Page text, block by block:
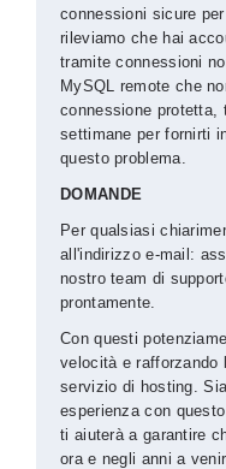
connessioni sicure
rileviamo che hai
tramite connessioni
MySQL remote che
connessione protetta,
settimane per fornirti
questo problema.
DOMANDE
Per qualsiasi
all'indirizzo e-mail:
nostro team di
prontamente.
Con questi
velocità e rafforzando
servizio di hosting.
esperienza con
ti aiuterà a garantire
ora e negli anni a